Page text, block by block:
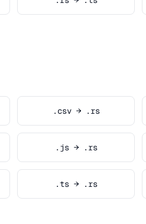
.csv → .rs
.js → .rs
.ts → .rs